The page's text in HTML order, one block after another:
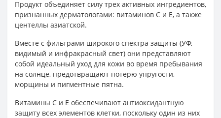
Продукт объединяет силу трех активных ингредиентов,
признанных дерматологами: витаминов С и Е, а также
центеллы азиатской.
Вместе с фильтрами широкого спектра защиты (УФ,
видимый и инфракрасный свет) они представляют
собой идеальный уход для кожи во время пребывания
на солнце, предотвращают потерю упругости,
морщины и пигментные пятна.
Витамины С и Е обеспечивают антиоксидантную
защиту всех элементов клетки, поскольку один из них